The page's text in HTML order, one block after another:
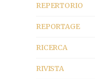
REPERTORIO
REPORTAGE
RICERCA
RIVISTA